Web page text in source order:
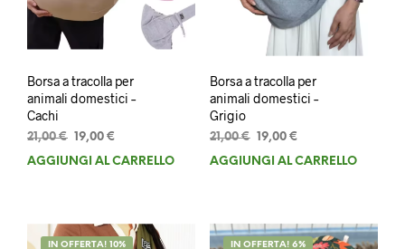
Borsa a tracolla per
animali domestici –
Cachi
21,00€ Il
prezzo
19,00 €
prezzo
AGGIUNGI AL CARRELLO
Borsa a tracolla per
animali domestici –
Grigio
21,00€ Il
prezzo
19,00 €Il
prezzo
AGGIUNGI AL CARRELLO
IN OFFERTA! 10% IN OFFERTA! 6%